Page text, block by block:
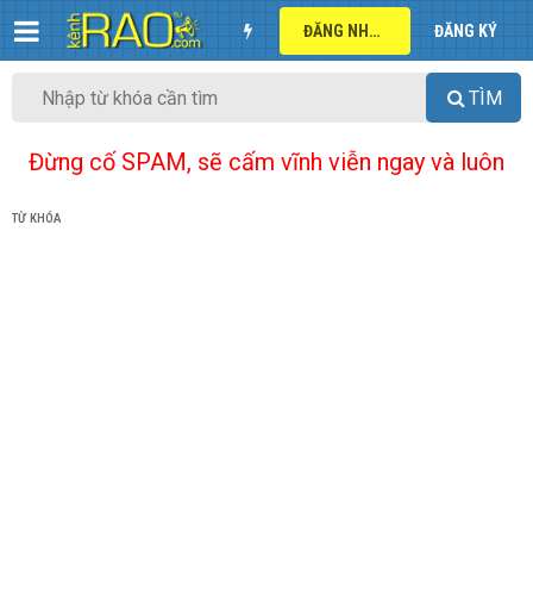
ĐĂNG NHẬP ĐĂNG KÝ
TÌM
Đừng cố SPAM, sẽ cấm vĩnh viễn ngay và luôn
TỪ KHÓA